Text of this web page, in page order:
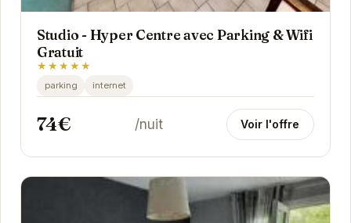
Studio - Hyper Centre avec Parking & Wifi
Gratuit
★★★★★
parking internet
74€ /nuit Voir l'offre